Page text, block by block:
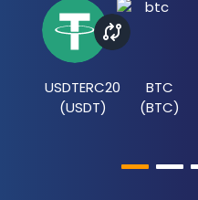
USDTERC20
(USDT)
BTC
(BTC)